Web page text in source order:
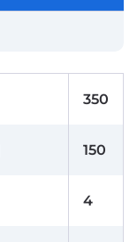
350
150
4